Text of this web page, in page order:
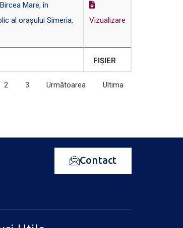
Mare, în
al orașului Simeria,
Vizualizare
FIȘIER
2 3 Următoarea Ultima
Contact